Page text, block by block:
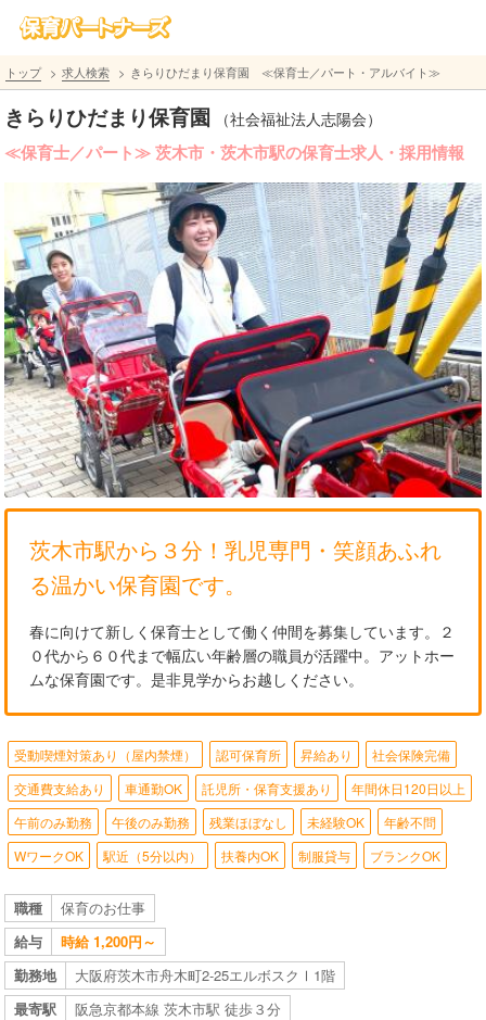
トップ 求人検索 きらりひだまり保育園 ≪保育士／パート・アルバイト≫
きらりひだまり保育園 （社会福祉法人志陽会）
≪保育士／パート≫ 茨木市・茨木市駅の保育士求人・採用情報
茨木市駅から３分！乳児専門・笑顔あふれ
る温かい保育園です。
春に向けて新しく保育士として働く仲間を募集しています。２
０代から６０代まで幅広い年齢層の職員が活躍中。アットホー
ムな保育園です。是非見学からお越しください。
受動喫煙対策あり（屋内禁煙） 認可保育所 昇給あり
社会保険完備
交通費支給あり
車通勤OK 託児所・保育支援あり
年間休日120日以上
午前のみ勤務
午後のみ勤務 残業ほぼなし 未経験OK
年齢不問
WワークOK
駅近（5分以内） 扶養内OK 制服貸与 ブランクOK
職種
保育のお仕事
給与
時給 1,200円～
勤務地
大阪府茨木市舟木町2-25エルボスクⅠ1階
最寄駅
阪急京都本線 茨木市駅 徒歩３分